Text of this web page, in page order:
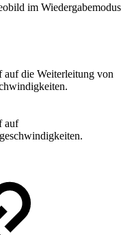
im Wiedergabemodus
die Weiterleitung von
auf